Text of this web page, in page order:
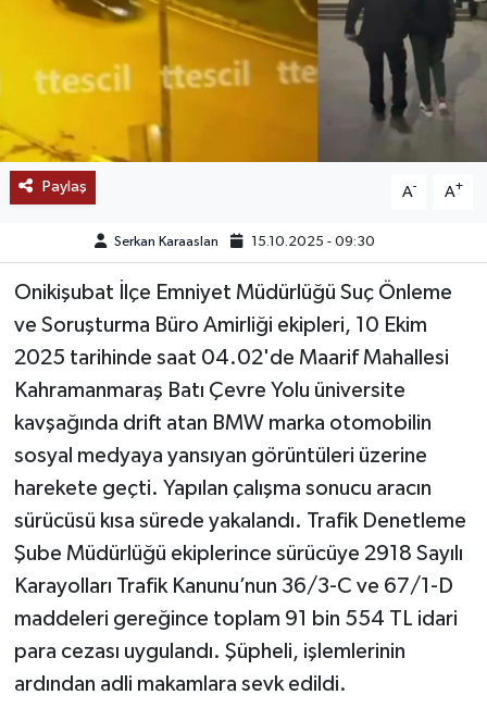
Paylaş A- A+
Serkan Karaaslan 15.10.2025 - 09:30
Onikişubat İlçe Emniyet Müdürlüğü Suç Önleme
ve Soruşturma Büro Amirliği ekipleri, 10 Ekim
2025 tarihinde saat 04.02'de Maarif Mahallesi
Kahramanmaraş Batı Çevre Yolu üniversite
kavşağında drift atan BMW marka otomobilin
sosyal medyaya yansıyan görüntüleri üzerine
harekete geçti. Yapılan çalışma sonucu aracın
sürücüsü kısa sürede yakalandı. Trafik Denetleme
Şube Müdürlüğü ekiplerince sürücüye 2918 Sayılı
Karayolları Trafik Kanunu’nun 36/3-C ve 67/1-D
maddeleri gereğince toplam 91 bin 554 TL idari
para cezası uygulandı. Şüpheli, işlemlerinin
ardından adli makamlara sevk edildi.
BÖLGE
KEŞFET
POPÜLER
DÜNYA
TREND
OTOMOTİV
TEKNOLOJİ
KÜLTÜR SANAT